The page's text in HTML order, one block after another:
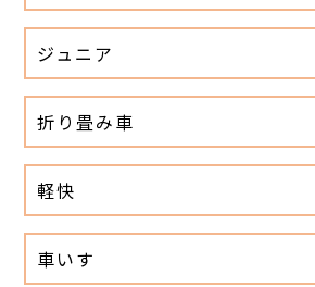
ジュニア
折り畳み車
軽快
車いす